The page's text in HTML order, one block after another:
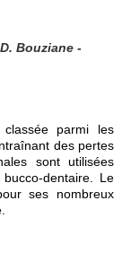
Bouziane -
parmi les
des pertes
sont utilisées
dentaire. Le
ses nombreux